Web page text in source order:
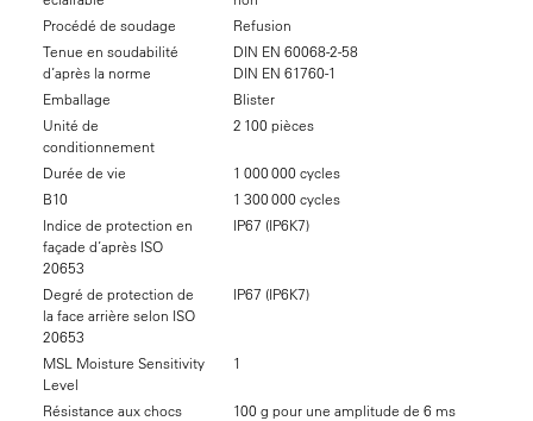
Procédé de soudage
Refusion
Tenue en soudabilité
d’après la norme
DIN EN 60068-2-58
DIN EN 61760-1
Emballage
Blister
Unité de
conditionnement
2 100 pièces
Durée de vie
1 000 000 cycles
B10
1 300 000 cycles
Indice de protection en
façade d’après ISO
20653
IP67 (IP6K7)
Degré de protection de
la face arrière selon ISO
20653
IP67 (IP6K7)
MSL Moisture Sensitivity
Level
1
Résistance aux chocs
100 g pour une amplitude de 6 ms